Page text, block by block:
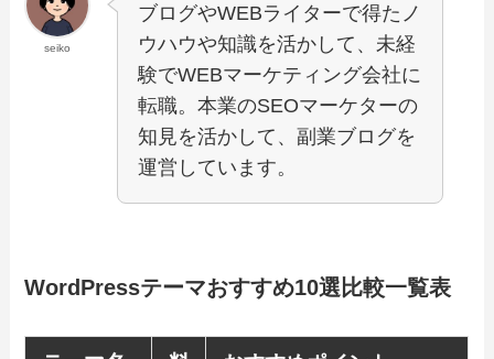
seiko
ブログやWEBライターで得たノ
ウハウや知識を活かして、未経
験でWEBマーケティング会社に
転職。本業のSEOマーケターの
知見を活かして、副業ブログを
運営しています。
WordPressテーマおすすめ10選比較一覧表